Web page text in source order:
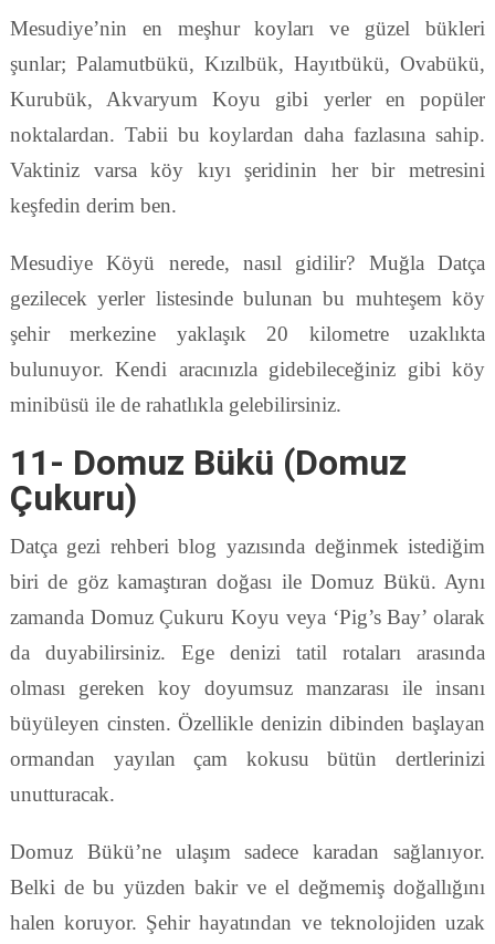
Mesudiye’nin en meşhur koyları ve güzel bükleri
şunlar; Palamutbükü, Kızılbük, Hayıtbükü, Ovabükü,
Kurubük, Akvaryum Koyu gibi yerler en popüler
noktalardan. Tabii bu koylardan daha fazlasına sahip.
Vaktiniz varsa köy kıyı şeridinin her bir metresini
keşfedin derim ben.
Mesudiye Köyü nerede, nasıl gidilir? Muğla Datça
gezilecek yerler listesinde bulunan bu muhteşem köy
şehir merkezine yaklaşık 20 kilometre uzaklıkta
bulunuyor. Kendi aracınızla gidebileceğiniz gibi köy
minibüsü ile de rahatlıkla gelebilirsiniz.
11- Domuz Bükü (Domuz
Çukuru)
Datça gezi rehberi blog yazısında değinmek istediğim
biri de göz kamaştıran doğası ile Domuz Bükü. Aynı
zamanda Domuz Çukuru Koyu veya ‘Pig’s Bay’ olarak
da duyabilirsiniz. Ege denizi tatil rotaları arasında
olması gereken koy doyumsuz manzarası ile insanı
büyüleyen cinsten. Özellikle denizin dibinden başlayan
ormandan yayılan çam kokusu bütün dertlerinizi
unutturacak.
Domuz Bükü’ne ulaşım sadece karadan sağlanıyor.
Belki de bu yüzden bakir ve el değmemiş doğallığını
halen koruyor. Şehir hayatından ve teknolojiden uzak